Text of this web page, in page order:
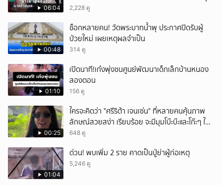
06:04
ชัด!
2,228 ดู
00:48
ช็อกหลายคน! วัดพระบาทน้ำพุ ประกาศปิดรับผู้
ป่วยใหม่ เผยเหตุผลจำเป็น
314 ดู
01:10
เปิดนาที!เก๋งพุ่งชนศูนย์พัฒนาเด็กเล็กบ้านหนอง
สองตอน
156 ดู
00:25
ใครจะคิดว่า "ศรีริต้า เจนเซ่น" ที่หลายคนคุ้นภาพ
ลักษณ์สวยสง่า เรียบร้อย จะมีมุมโบ๊ะบ๊ะและโก๊ะๆ ให้
ได้อมยิ้มเหมือนกัน งานนี้ทำเอาแฟนๆ ทั้งเอ็นดูทั้ง
648 ดู
01:04
ด่วน! พบเพิ่ม 2 ราย คาดเป็นปู่ย่าผู้ก่อเหตุ
5,246 ดู